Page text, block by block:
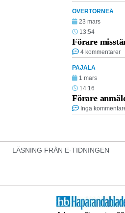
ÖVERTORNEÅ
23 mars
13:54
Förare
4 kommentarer
PAJALA
1 mars
14:16
Förare
Inga
LÄSNING FRÅN E-TIDNINGEN